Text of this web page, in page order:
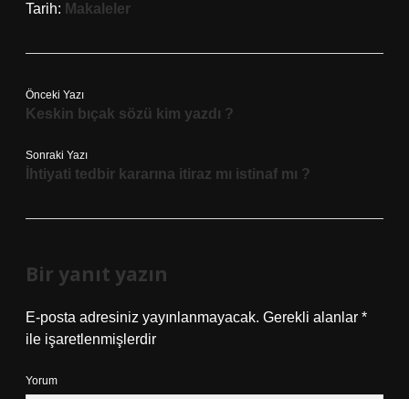
Tarih: Makaleler
Önceki Yazı
Keskin bıçak sözü kim yazdı ?
Sonraki Yazı
İhtiyati tedbir kararına itiraz mı istinaf mı ?
Bir yanıt yazın
E-posta adresiniz yayınlanmayacak. Gerekli alanlar *
ile işaretlenmişlerdir
Yorum